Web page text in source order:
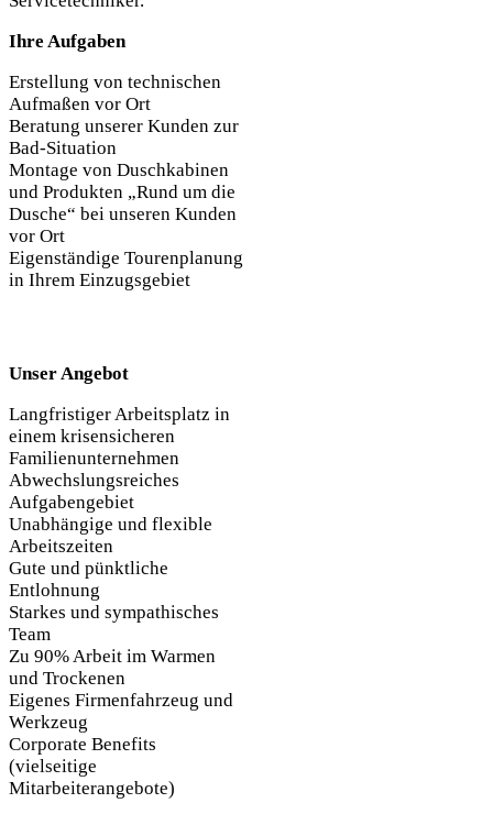
Ihre Aufgaben
Erstellung von technischen
Aufmaßen vor Ort
Beratung unserer Kunden zur
Bad-Situation
Montage von Duschkabinen
und Produkten „Rund um die
Dusche“ bei unseren Kunden
vor Ort
Eigenständige Tourenplanung
in Ihrem Einzugsgebiet
Unser Angebot
Langfristiger Arbeitsplatz in
einem krisensicheren
Familienunternehmen
Abwechslungsreiches
Aufgabengebiet
Unabhängige und flexible
Arbeitszeiten
Gute und pünktliche
Entlohnung
Starkes und sympathisches
Team
Zu 90% Arbeit im Warmen
und Trockenen
Eigenes Firmenfahrzeug und
Werkzeug
Corporate Benefits
(vielseitige
Mitarbeiterangebote)